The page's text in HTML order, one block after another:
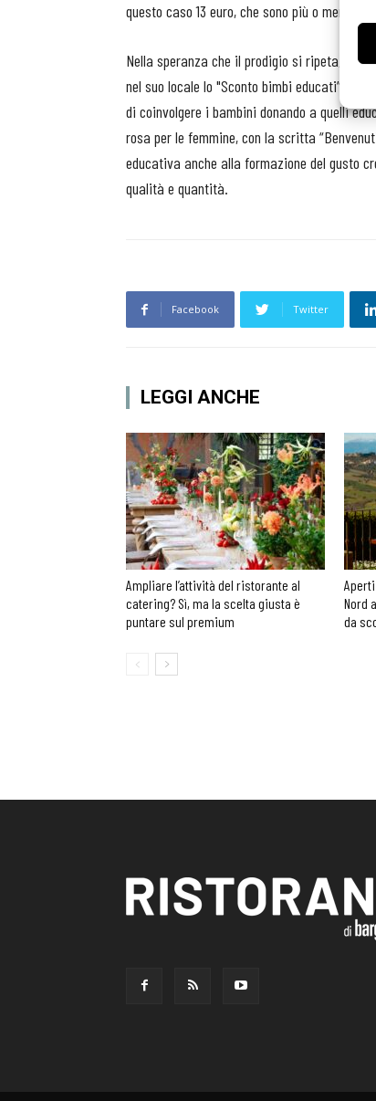
questo caso 13 euro, che sono più o meno il
Nella speranza che il prodigio si ripeta,
nel suo locale lo "Sconto bimbi educati” a
di coinvolgere i bambini donando a quelli
rosa per le femmine, con la scritta
educativa anche alla formazione del gusto
qualità e quantità.
Facebook Twitter
LEGGI ANCHE
Ampliare l’attività del ristorante al
catering? Sì, ma la scelta giusta è
puntare sul premium
Nord
da